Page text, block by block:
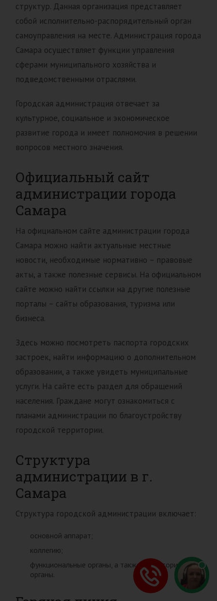
структур. Данная организация представляет
собой исполнительно-распорядительный орган
самоуправления на месте. Администрация города
Самара осуществляет функции управления
сферами муниципального хозяйства и
подведомственными отраслями.
Городская администрация отвечает за
культурное, социальное и экономическое
развитие города и имеет полномочия в решении
вопросов местного значения.
Официальный сайт
администрации города
Самара
На официальном сайте администрации города
Самара можно найти актуальные местные
новости, необходимые нормативно – правовые
акты, а также полезные сервисы. На официальном
сайте можно найти ссылки на другие полезные
порталы – сайты образования, туризма или
бизнеса.
Здесь можно посмотреть паспорта городских
застроек, найти информацию о дополнительном
образовании, а также увидеть муниципальные
услуги. На сайте есть раздел для обращений
населения. Граждане могут ознакомиться с
планами администрации по благоустройству
городской территории.
Структура
администрации в г.
Самара
Структура городской администрации включает:
основной аппарат;
коллегию;
функциональные органы, а также территориальные
органы.